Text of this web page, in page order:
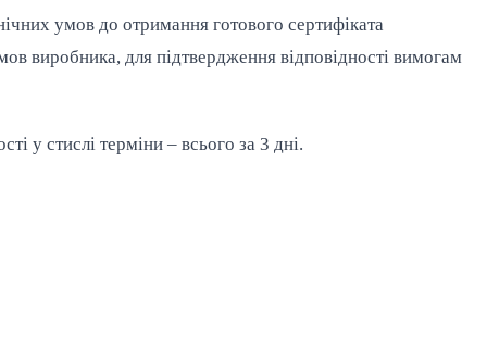
умов до отримання готового сертифіката
виробника, для підтвердження відповідності вимогам
у стислі терміни – всього за 3 дні.